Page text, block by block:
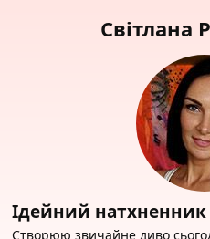
Світлана
Ідейний натхненник
Створюю звичайне диво